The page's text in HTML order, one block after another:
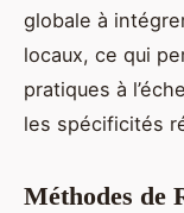
globale à
locaux, ce qui
pratiques à
les spécificités
Méthodes de